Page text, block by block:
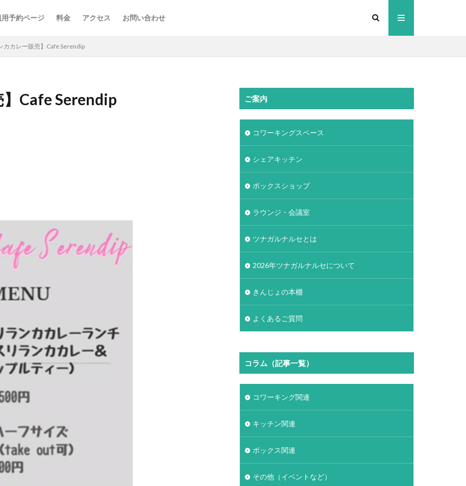
予約ページ 料金 アクセス お問い合わせ
カカレー販売】Cafe Serendip
Cafe Serendip ご案内
コワーキングスペース
シェアキッチン
ボックスショップ
ラウンジ・会議室
ツナガルナルセとは
2026年ツナガルナルセについて
きんじょの本棚
よくあるご質問
コラム（記事一覧）
コワーキング関連
キッチン関連
ボックス関連
その他（イベントなど）